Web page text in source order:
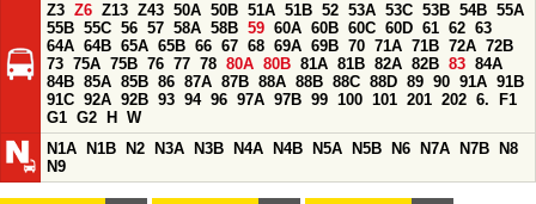
Z3 Z6 Z13 Z43 50A 50B 51A 51B 52 53A 53C 53B 54B 55A
55B 55C 56 57 58A 58B 59 60A 60B 60C 60D 61 62 63
64A 64B 65A 65B 66 67 68 69A 69B 70 71A 71B 72A 72B
73 75A 75B 76 77 78 80A 80B 81A 81B 82A 82B 83 84A
84B 85A 85B 86 87A 87B 88A 88B 88C 88D 89 90 91A 91B
91C 92A 92B 93 94 96 97A 97B 99 100 101 201 202 6.
F1
G1 G2 H
W
N1A
N1B N2 N3A N3B N4A N4B N5A N5B N6 N7A N7B
N8
N9